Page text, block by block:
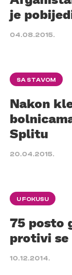
je
04.08.2015.
SA STAVOM
Nakon
Splitu
20.04.2015.
U FOKUSU
75 posto
protivi se
10.12.2014.